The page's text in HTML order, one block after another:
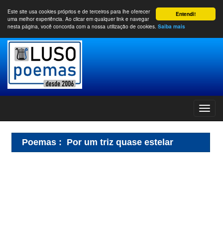
Entendi!
Este site usa cookies próprios e de terceiros para lhe oferecer
uma melhor experiência. Ao clicar em qualquer link e navegar
nesta página, você concorda com a nossa utilização de cookies. Saiba mais
Poemas : Por um triz quase estelar